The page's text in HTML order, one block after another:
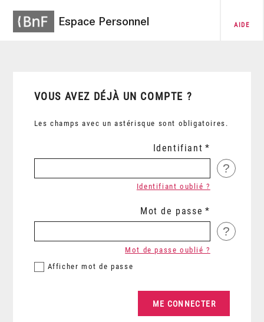
Espace Personnel AIDE
VOUS AVEZ DÉJÀ UN COMPTE ?
Les champs avec un astérisque sont obligatoires.
Identifiant
?
Identifiant oublié ?
Mot de passe
?
Afficher mot de passe
Mot de passe oublié ?